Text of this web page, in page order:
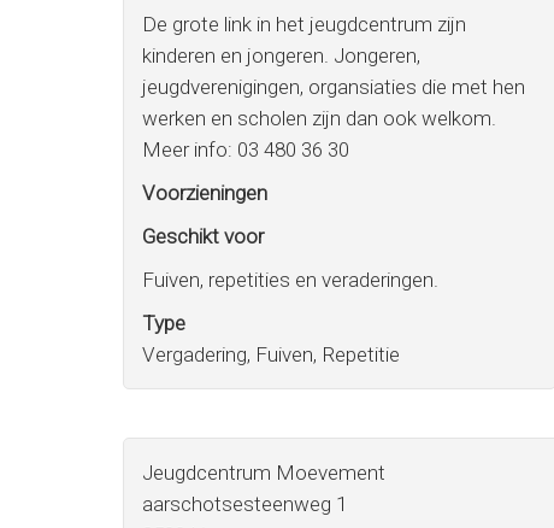
De grote link in het jeugdcentrum zijn
kinderen en jongeren. Jongeren,
jeugdverenigingen, organsiaties die met hen
werken en scholen zijn dan ook welkom.
Meer info: 03 480 36 30
Voorzieningen
Geschikt voor
Fuiven, repetities en veraderingen.
Type
Vergadering, Fuiven, Repetitie
Jeugdcentrum Moevement
aarschotsesteenweg 1